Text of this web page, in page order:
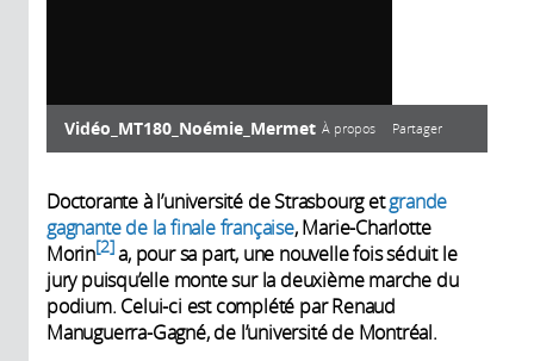
Vidéo_MT180_Noémie_Mermet À propos Partager
À propos
Description:
Vidéo de Noémie Mermet, lors du la
finale française du concours
Année de
production:
2014
Doctorante à l’université de Strasbourg etgrande
gagnante de la finale française, Marie-Charlotte
Morin 2 a, pour sa part, une nouvelle fois séduit le
jury puisqu’elle monte sur la deuxième marche du
podium. Celui-ci est complété par Renaud
Manuguerra-Gagné, de l’université de Montréal.